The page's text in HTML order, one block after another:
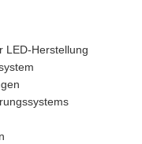
LED-Herstellung